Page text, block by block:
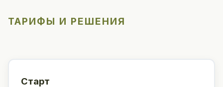
ТАРИФЫ И РЕШЕНИЯ
Старт